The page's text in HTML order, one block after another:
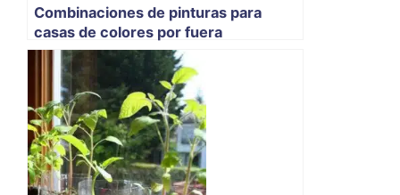
Combinaciones de pinturas para
casas de colores por fuera